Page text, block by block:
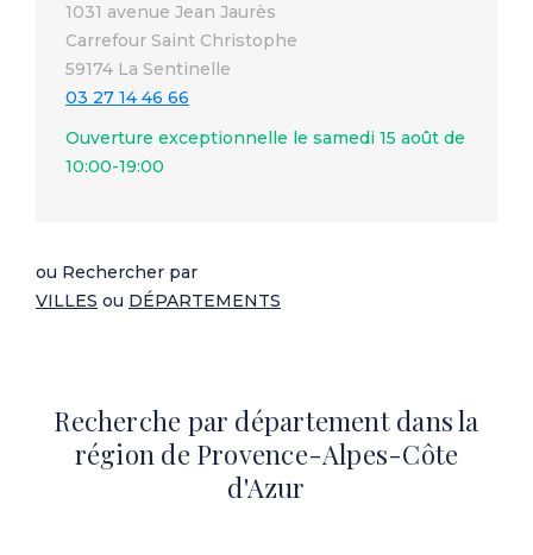
1031 avenue Jean Jaurès
Carrefour Saint Christophe
59174 La Sentinelle
03 27 14 46 66
Ouverture exceptionnelle le samedi 15 août de
10:00-19:00
ou Rechercher par
VILLES ou DÉPARTEMENTS
Recherche par département dans la
région de Provence-Alpes-Côte
d'Azur